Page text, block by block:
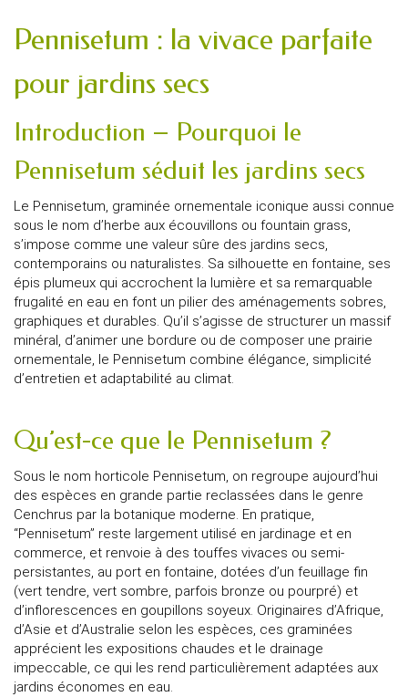
Pennisetum : la vivace parfaite
pour jardins secs
Introduction – Pourquoi le
Pennisetum séduit les jardins secs
Le Pennisetum, graminée ornementale iconique aussi connue
sous le nom d’herbe aux écouvillons ou fountain grass,
s’impose comme une valeur sûre des jardins secs,
contemporains ou naturalistes. Sa silhouette en fontaine, ses
épis plumeux qui accrochent la lumière et sa remarquable
frugalité en eau en font un pilier des aménagements sobres,
graphiques et durables. Qu’il s’agisse de structurer un massif
minéral, d’animer une bordure ou de composer une prairie
ornementale, le Pennisetum combine élégance, simplicité
d’entretien et adaptabilité au climat.
Qu’est-ce que le Pennisetum ?
Sous le nom horticole Pennisetum, on regroupe aujourd’hui
des espèces en grande partie reclassées dans le genre
Cenchrus par la botanique moderne. En pratique,
“Pennisetum” reste largement utilisé en jardinage et en
commerce, et renvoie à des touffes vivaces ou semi-
persistantes, au port en fontaine, dotées d’un feuillage fin
(vert tendre, vert sombre, parfois bronze ou pourpré) et
d’inflorescences en goupillons soyeux. Originaires d’Afrique,
d’Asie et d’Australie selon les espèces, ces graminées
apprécient les expositions chaudes et le drainage
impeccable, ce qui les rend particulièrement adaptées aux
jardins économes en eau.